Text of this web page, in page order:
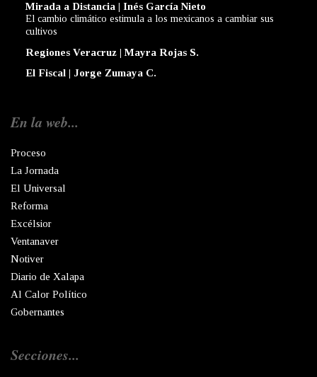
Mirada a Distancia | Inés García Nieto
El cambio climático estimula a los mexicanos a cambiar sus
cultivos
Regiones Veracruz | Mayra Rojas S.
El Fiscal | Jorge Zumaya C.
En la web...
Proceso
La Jornada
El Universal
Reforma
Excélsior
Ventanaver
Notiver
Diario de Xalapa
Al Calor Político
Gobernantes
Secciones...